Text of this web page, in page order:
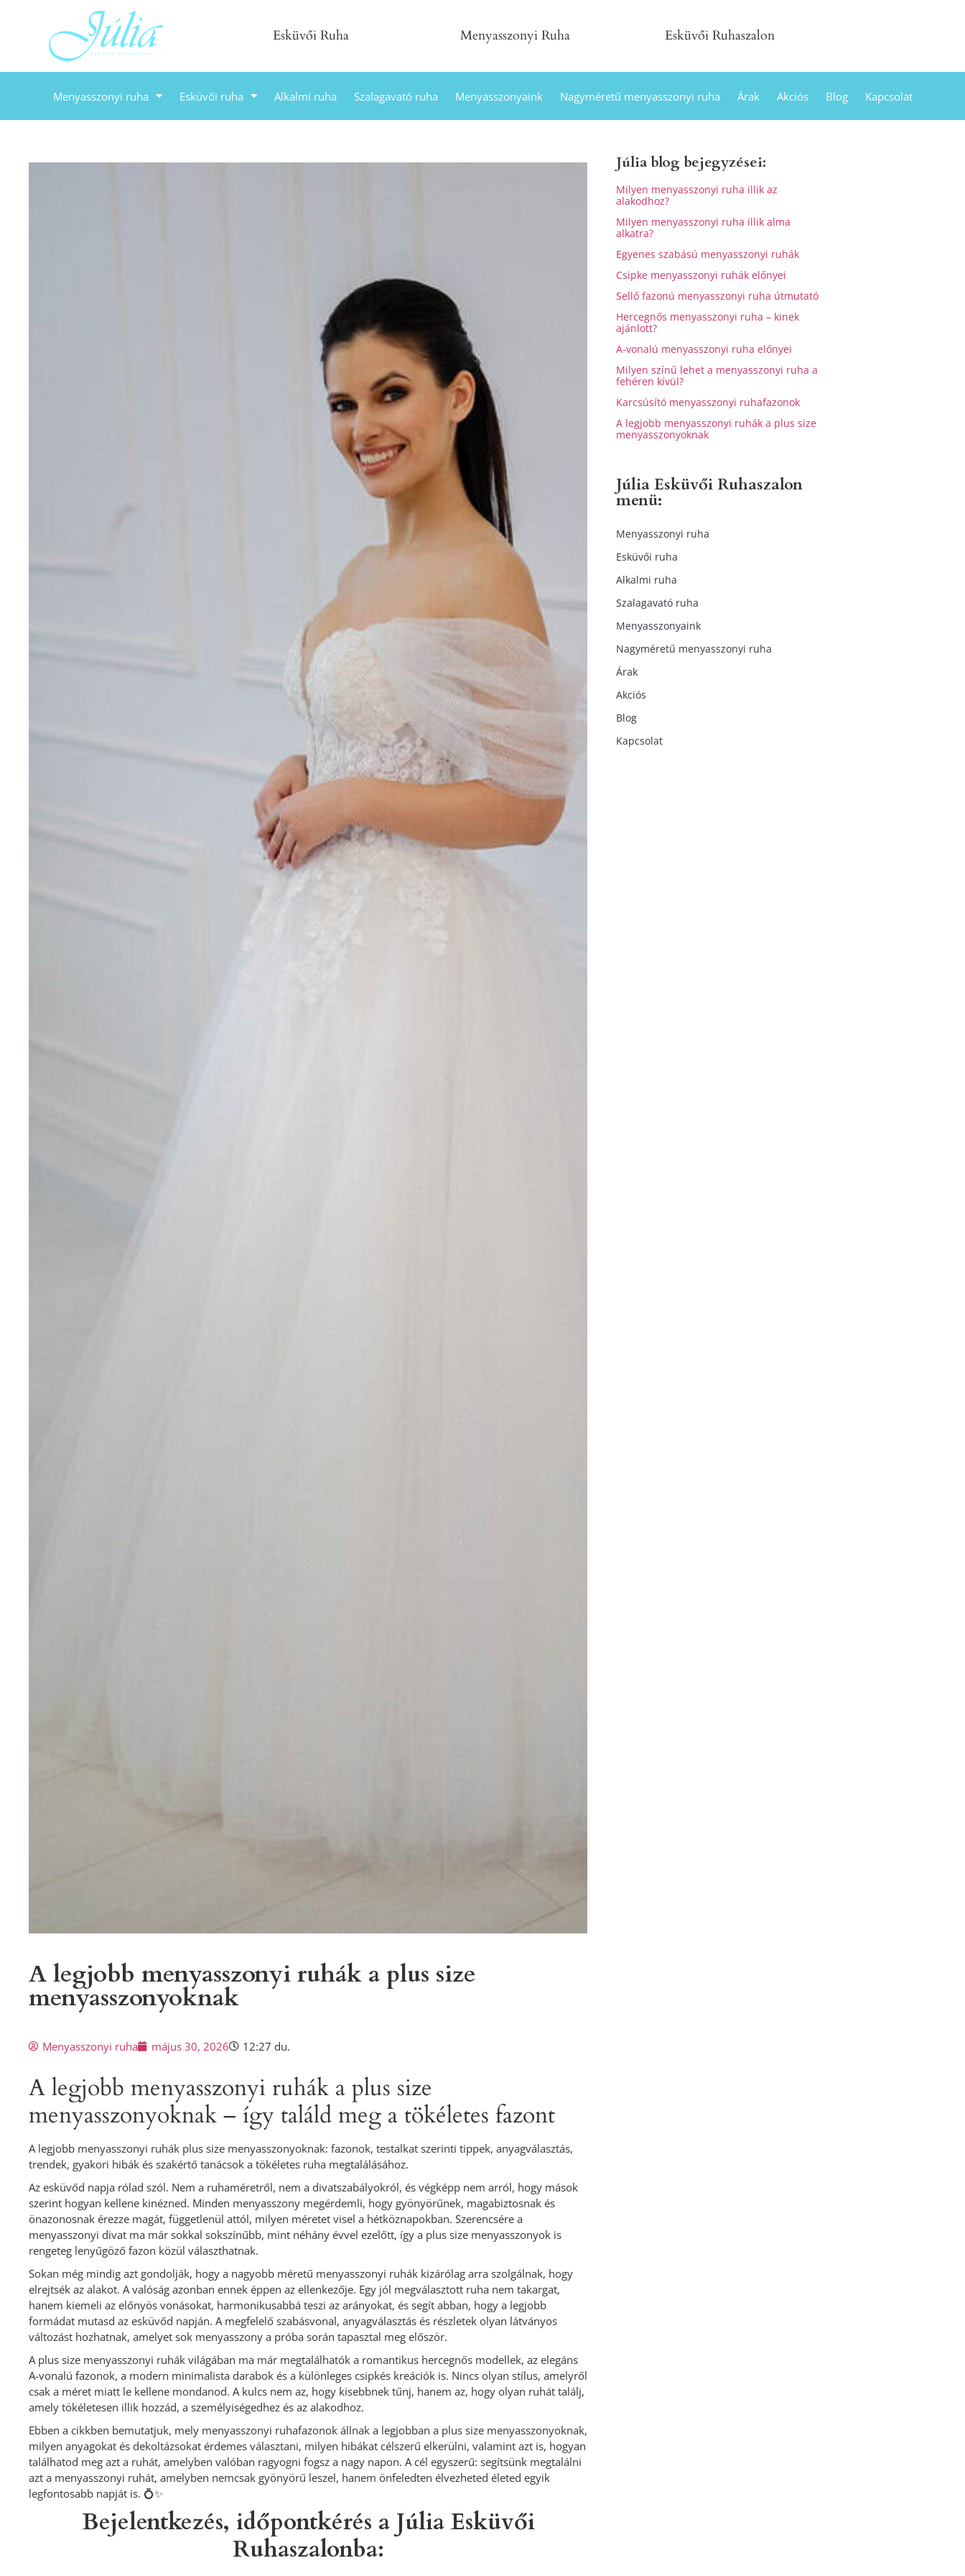
Esküvői Ruha Menyasszonyi Ruha Esküvői Ruhaszalon
Menyasszonyi ruha Esküvői ruha Alkalmi ruha Szalagavató ruha Menyasszonyaink Nagyméretű menyasszonyi ruha Árak Akciós Blog Kapcsolat
A legjobb menyasszonyi ruhák a plus size
menyasszonyoknak
Menyasszonyi ruha május 30, 2026 12:27 du.
A legjobb menyasszonyi ruhák a plus size
menyasszonyoknak – így találd meg a tökéletes fazont
A legjobb menyasszonyi ruhák plus size menyasszonyoknak: fazonok, testalkat szerinti tippek, anyagválasztás,
trendek, gyakori hibák és szakértő tanácsok a tökéletes ruha megtalálásához.
Az esküvőd napja rólad szól. Nem a ruhaméretről, nem a divatszabályokról, és végképp nem arról, hogy mások
szerint hogyan kellene kinézned. Minden menyasszony megérdemli, hogy gyönyörűnek, magabiztosnak és
önazonosnak érezze magát, függetlenül attól, milyen méretet visel a hétköznapokban. Szerencsére a
menyasszonyi divat ma már sokkal sokszínűbb, mint néhány évvel ezelőtt, így a plus size menyasszonyok is
rengeteg lenyűgöző fazon közül választhatnak.
Sokan még mindig azt gondolják, hogy a nagyobb méretű menyasszonyi ruhák kizárólag arra szolgálnak, hogy
elrejtsék az alakot. A valóság azonban ennek éppen az ellenkezője. Egy jól megválasztott ruha nem takargat,
hanem kiemeli az előnyös vonásokat, harmonikusabbá teszi az arányokat, és segít abban, hogy a legjobb
formádat mutasd az esküvőd napján. A megfelelő szabásvonal, anyagválasztás és részletek olyan látványos
változást hozhatnak, amelyet sok menyasszony a próba során tapasztal meg először.
A plus size menyasszonyi ruhák világában ma már megtalálhatók a romantikus hercegnős modellek, az elegáns
A-vonalú fazonok, a modern minimalista darabok és a különleges csipkés kreációk is. Nincs olyan stílus, amelyről
csak a méret miatt le kellene mondanod. A kulcs nem az, hogy kisebbnek tűnj, hanem az, hogy olyan ruhát találj,
amely tökéletesen illik hozzád, a személyiségedhez és az alakodhoz.
Ebben a cikkben bemutatjuk, mely menyasszonyi ruhafazonok állnak a legjobban a plus size menyasszonyoknak,
milyen anyagokat és dekoltázsokat érdemes választani, milyen hibákat célszerű elkerülni, valamint azt is, hogyan
találhatod meg azt a ruhát, amelyben valóban ragyogni fogsz a nagy napon. A cél egyszerű: segítsünk megtalálni
azt a menyasszonyi ruhát, amelyben nemcsak gyönyörű leszel, hanem önfeledten élvezheted életed egyik
legfontosabb napját is. 💍✨
Bejelentkezés, időpontkérés a Júlia Esküvői
Ruhaszalonba:
Júlia blog bejegyzései:
Milyen menyasszonyi ruha illik az
alakodhoz?
Milyen menyasszonyi ruha illik alma
alkatra?
Egyenes szabású menyasszonyi ruhák
Csipke menyasszonyi ruhák előnyei
Sellő fazonú menyasszonyi ruha útmutató
Hercegnős menyasszonyi ruha – kinek
ajánlott?
A-vonalú menyasszonyi ruha előnyei
Milyen színű lehet a menyasszonyi ruha a
fehéren kívül?
Karcsúsító menyasszonyi ruhafazonok
A legjobb menyasszonyi ruhák a plus size
menyasszonyoknak
Júlia Esküvői Ruhaszalon
menü:
Menyasszonyi ruha
Esküvői ruha
Alkalmi ruha
Szalagavató ruha
Menyasszonyaink
Nagyméretű menyasszonyi ruha
Árak
Akciós
Blog
Kapcsolat